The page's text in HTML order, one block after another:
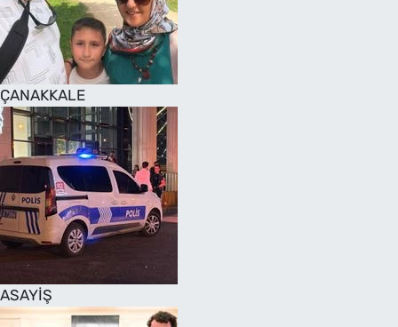
ÇANAKKALE
ASAYİŞ
SAĞLIK
TV REHBERİ